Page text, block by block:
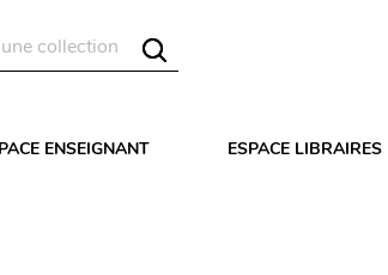
ENSEIGNANT ESPACE LIBRAIRES